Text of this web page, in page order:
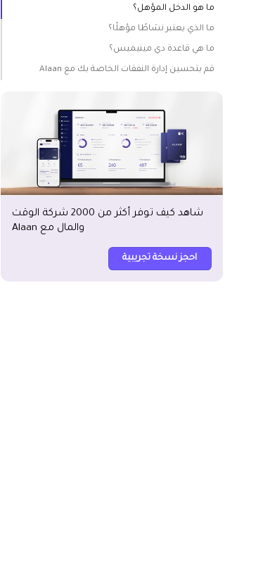
ما هو الدخل المؤهل؟
ما الذي يعتبر نشاطًا مؤهلًا؟
ما هي قاعدة دي مينيميس؟
قم بتحسين إدارة النفقات الخاصة بك مع Alaan
شاهد كيف توفر أكثر من 2000 شركة الوقت
والمال مع Alaan
احجز نسخة تجريبية